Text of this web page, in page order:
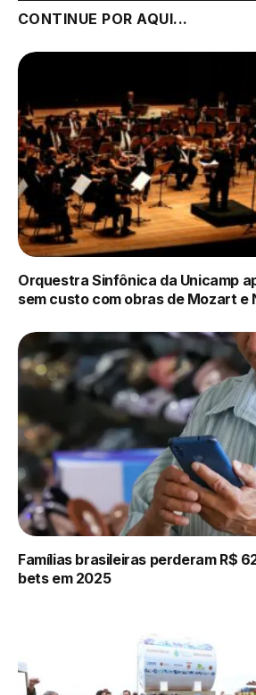
CONTINUE POR AQUI...
Orquestra Sinfônica da Unicamp
sem custo com obras de Mozart e
Famílias brasileiras perderam R$
bets em 2025